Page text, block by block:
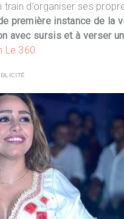
d’organiser ses
première instance de la
avec sursis et à verser
Le 360.